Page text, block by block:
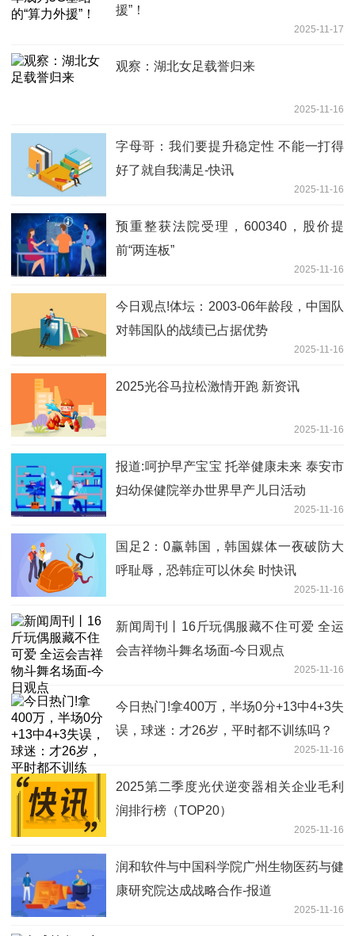
援”！
2025-11-17
观察：湖北女足载誉归来
2025-11-16
字母哥：我们要提升稳定性 不能一打得
好了就自我满足-快讯
2025-11-16
预重整获法院受理，600340，股价提
前“两连板”
2025-11-16
今日观点!体坛：2003-06年龄段，中国队
对韩国队的战绩已占据优势
2025-11-16
2025光谷马拉松激情开跑 新资讯
2025-11-16
报道:呵护早产宝宝 托举健康未来 泰安市
妇幼保健院举办世界早产儿日活动
2025-11-16
国足2：0赢韩国，韩国媒体一夜破防大
呼耻辱，恐韩症可以休矣 时快讯
2025-11-16
新闻周刊丨16斤玩偶服藏不住可爱 全运
会吉祥物斗舞名场面-今日观点
2025-11-16
今日热门!拿400万，半场0分+13中4+3失
误，球迷：才26岁，平时都不训练吗？
2025-11-16
2025第二季度光伏逆变器相关企业毛利
润排行榜（TOP20）
2025-11-16
润和软件与中国科学院广州生物医药与健
康研究院达成战略合作-报道
2025-11-16